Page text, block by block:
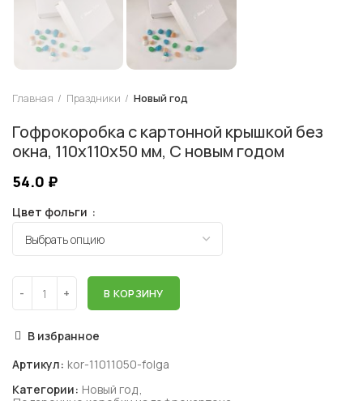
Главная Праздники Новый год
Гофрокоробка с картонной крышкой без
окна, 110х110х50 мм, С новым годом
54.0 ₽
Цвет фольги
В КОРЗИНУ
В избранное
Артикул: kor-11011050-folga
Категории: Новый год,